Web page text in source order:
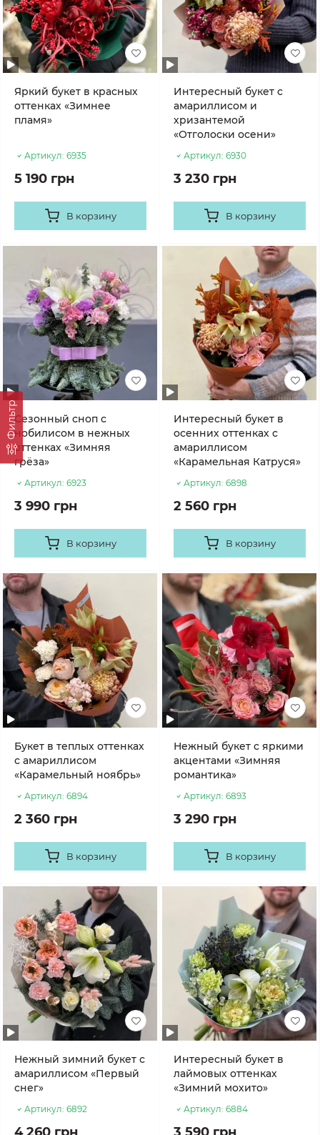
Фильтр
Яркий букет в красных
оттенках «Зимнее
пламя»
Артикул: 6935
5 190 грн
В корзину
Интересный букет с
амариллисом и
хризантемой
«Отголоски осени»
Артикул: 6930
3 230 грн
В корзину
Сезонный сноп с
нобилисом в нежных
оттенках «Зимняя
грёза»
Артикул: 6923
3 990 грн
В корзину
Интересный букет в
осенних оттенках с
амариллисом
«Карамельная Катруся»
Артикул: 6898
2 560 грн
В корзину
Букет в теплых оттенках
с амариллисом
«Карамельный ноябрь»
Артикул: 6894
2 360 грн
В корзину
Нежный букет с яркими
акцентами «Зимняя
романтика»
Артикул: 6893
3 290 грн
В корзину
Нежный зимний букет с
амариллисом «Первый
снег»
Артикул: 6892
Интересный букет в
лаймовых оттенках
«Зимний мохито»
Артикул: 6884